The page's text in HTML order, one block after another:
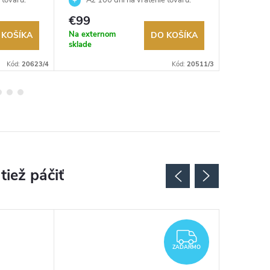
Kód: 20623/4
Autorizovaný predajca.
€99
Na externom
sklade
DO KOŠÍKA
Kód: 20511/3
ZADARMO
ZADARMO